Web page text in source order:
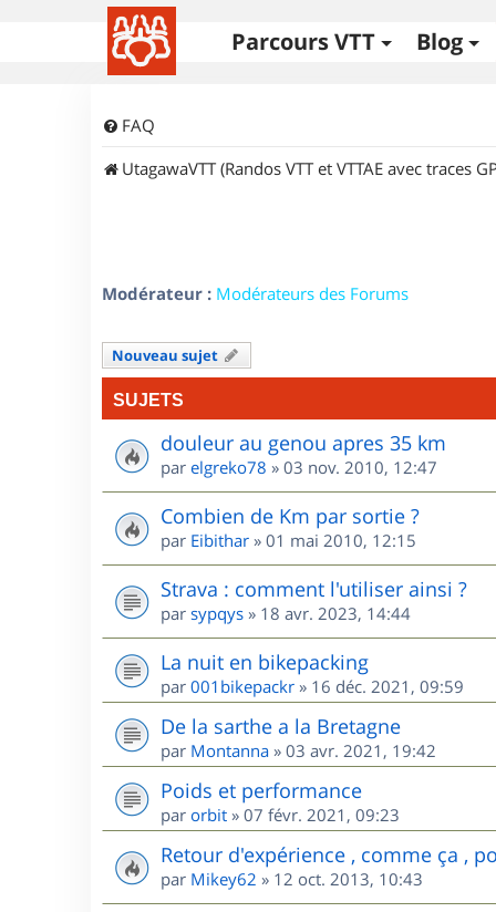
Parcours VTT Blog
FAQ
UtagawaVTT (Randos VTT et VTTAE avec traces
Modérateur : Modérateurs des Forums
Nouveau sujet
SUJETS
douleur au genou apres 35 km
par elgreko78 » 03 nov. 2010, 12:47
Combien de Km par sortie ?
par Eibithar » 01 mai 2010, 12:15
Strava : comment l'utiliser ainsi ?
par sypqys » 18 avr. 2023, 14:44
La nuit en bikepacking
par 001bikepackr » 16 déc. 2021, 09:59
De la sarthe a la Bretagne
par Montanna » 03 avr. 2021, 19:42
Poids et performance
par orbit » 07 févr. 2021, 09:23
Retour d'expérience , comme ça ,
par Mikey62 » 12 oct. 2013, 10:43